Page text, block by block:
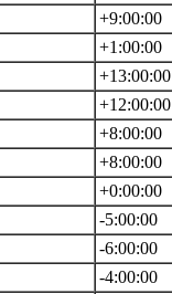
+9:00:00
+1:00:00
+13:00:00
+12:00:00
+8:00:00
+8:00:00
+0:00:00
-5:00:00
-6:00:00
-4:00:00